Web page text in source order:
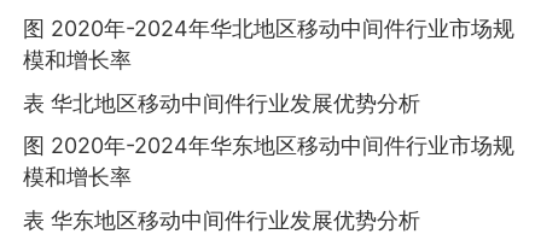
图 2020年-2024年华北地区移动中间件行业市场规
模和增长率
表 华北地区移动中间件行业发展优势分析
图 2020年-2024年华东地区移动中间件行业市场规
模和增长率
表 华东地区移动中间件行业发展优势分析